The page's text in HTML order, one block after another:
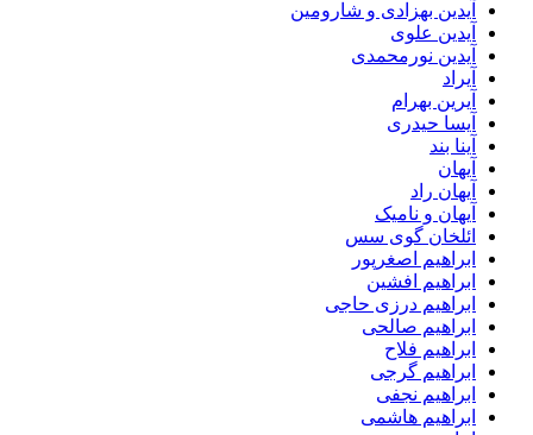
آیدین بهزادی و شارومین
آیدین علوی
آیدین نورمحمدی
آیراد
آیرین بهرام
آیسا حیدری
آینا بند
آیهان
آیهان راد
آیهان و نامیک
ائلخان گوی سس
ابراهیم اصغرپور
ابراهیم افشین
ابراهیم درزی حاجی
ابراهیم صالحی
ابراهیم فلاح
ابراهیم گرجی
ابراهیم نجفی
ابراهیم هاشمی